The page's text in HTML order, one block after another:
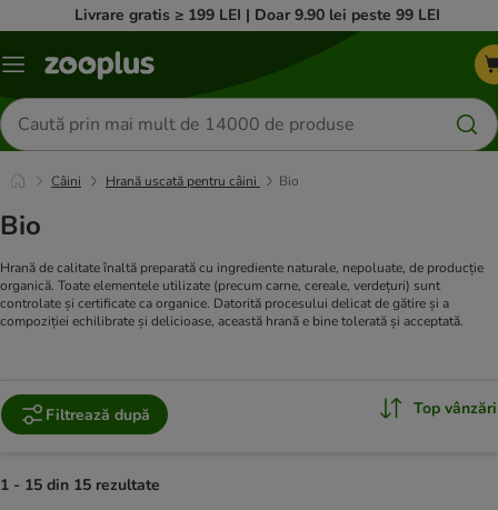
Livrare gratis ≥ 199 LEI | Doar 9.90 lei peste 99 LEI
Categorii
Căutare
produse
Câini Hrană uscată pentru câini Bio
Bio
Hrană de calitate înaltă preparată cu ingrediente naturale, nepoluate, de producție
organică. Toate elementele utilizate (precum carne, cereale, verdețuri) sunt
controlate și certificate ca organice. Datorită procesului delicat de gătire și a
compoziției echilibrate și delicioase, această hrană e bine tolerată și acceptată.
Filtrează după Top vânzări
1 - 15 din 15 rezultate